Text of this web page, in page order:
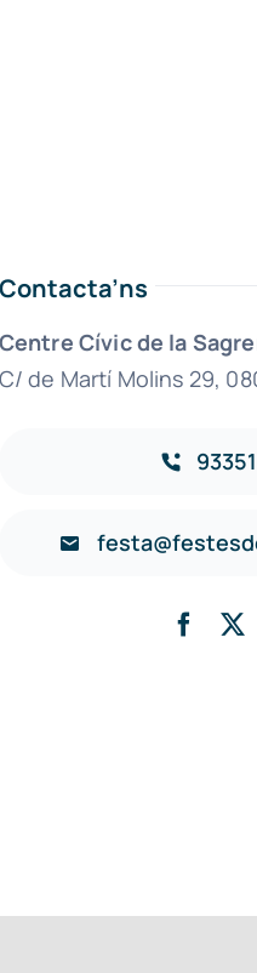
Contacta’ns
Centre Cívic de la
C/ de Martí Molins 29,